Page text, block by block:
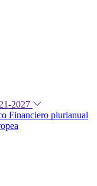
2027
Financiero plurianual